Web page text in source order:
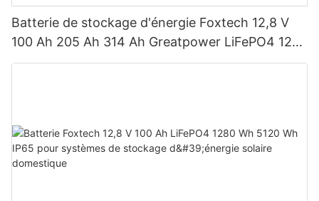
Batterie de stockage d'énergie Foxtech 12,8 V
100 Ah 205 Ah 314 Ah Greatpower LiFePO4 1280
Wh-5120 Wh IP65